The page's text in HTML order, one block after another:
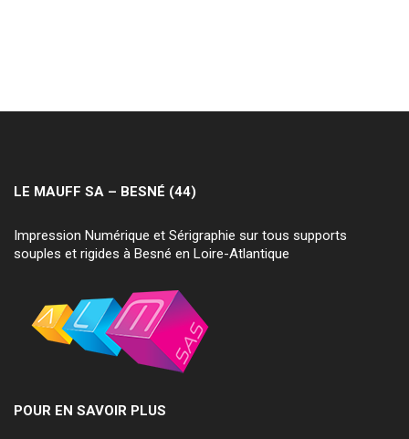
LE MAUFF SA – BESNÉ (44)
Impression Numérique et Sérigraphie sur tous supports
souples et rigides à Besné en Loire-Atlantique
POUR EN SAVOIR PLUS